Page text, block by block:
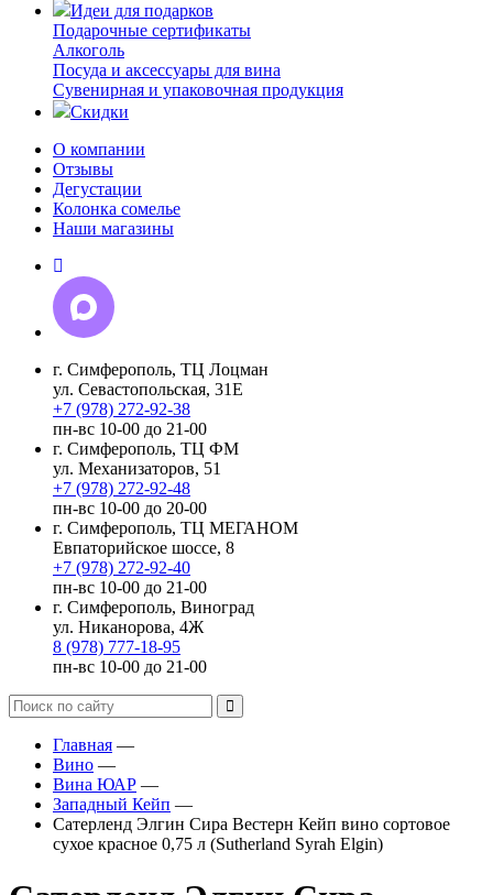
Идеи для подарков
Подарочные сертификаты
Алкоголь
Посуда и аксессуары для вина
Сувенирная и упаковочная продукция
Скидки
О компании
Отзывы
Дегустации
Колонка сомелье
Наши магазины
г. Симферополь, ТЦ Лоцман
ул. Севастопольская, 31Е
+7 (978) 272-92-38
пн-вс 10-00 до 21-00
г. Симферополь, ТЦ ФМ
ул. Механизаторов, 51
+7 (978) 272-92-48
пн-вс 10-00 до 20-00
г. Симферополь, ТЦ МЕГАНОМ
Евпаторийское шоссе, 8
+7 (978) 272-92-40
пн-вс 10-00 до 21-00
г. Симферополь, Виноград
ул. Никанорова, 4Ж
8 (978) 777-18-95
пн-вс 10-00 до 21-00
Главная —
Вино —
Вина ЮАР —
Западный Кейп —
Сатерленд Элгин Сира Вестерн Кейп вино сортовое
сухое красное 0,75 л (Sutherland Syrah Elgin)